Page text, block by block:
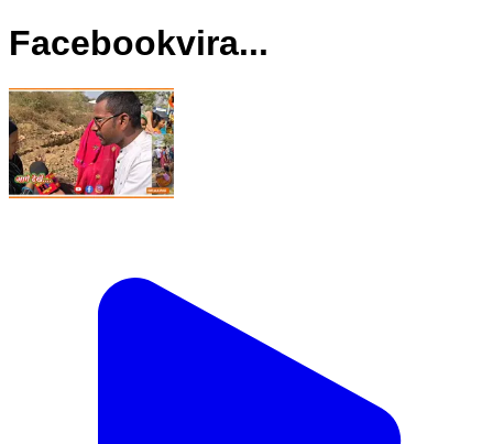
Facebookvira...